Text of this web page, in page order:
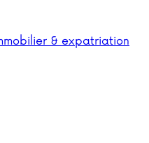
& expatriation